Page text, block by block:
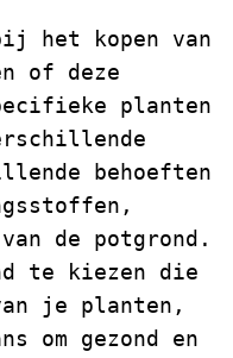
het kopen van
of deze
planten
behoeften
de potgrond.
te kiezen die
je planten,
om gezond en